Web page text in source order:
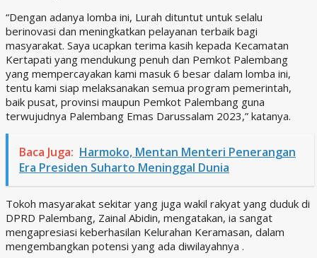
“Dengan adanya lomba ini, Lurah dituntut untuk selalu
berinovasi dan meningkatkan pelayanan terbaik bagi
masyarakat. Saya ucapkan terima kasih kepada Kecamatan
Kertapati yang mendukung penuh dan Pemkot Palembang
yang mempercayakan kami masuk 6 besar dalam lomba ini,
tentu kami siap melaksanakan semua program pemerintah,
baik pusat, provinsi maupun Pemkot Palembang guna
terwujudnya Palembang Emas Darussalam 2023,” katanya.
Baca Juga: Harmoko, Mentan Menteri Penerangan
Era Presiden Suharto Meninggal Dunia
Tokoh masyarakat sekitar yang juga wakil rakyat yang duduk di
DPRD Palembang, Zainal Abidin, mengatakan, ia sangat
mengapresiasi keberhasilan Kelurahan Keramasan, dalam
mengembangkan potensi yang ada diwilayahnya .